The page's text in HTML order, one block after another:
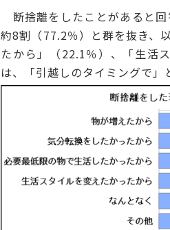
断捨離をしたことがあると
約8割（77.2％）と群を抜き、
たから」（22.1％）、「生活
は、「引越しのタイミングで」